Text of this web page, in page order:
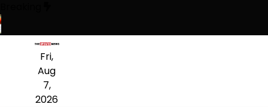
to
content
Fri,
Aug
7,
2026